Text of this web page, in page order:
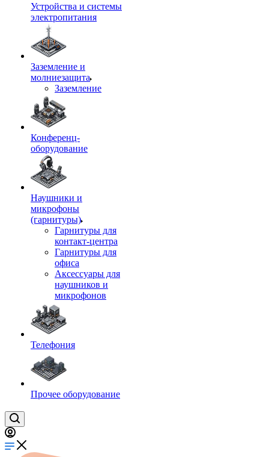
Устройства и системы
электропитания
Заземление и
молниезащита
Заземление
Конференц-
оборудование
Наушники и
микрофоны
(гарнитуры)
Гарнитуры для
контакт-центра
Гарнитуры для
офиса
Аксессуары для
наушников и
микрофонов
Телефония
Прочее оборудование